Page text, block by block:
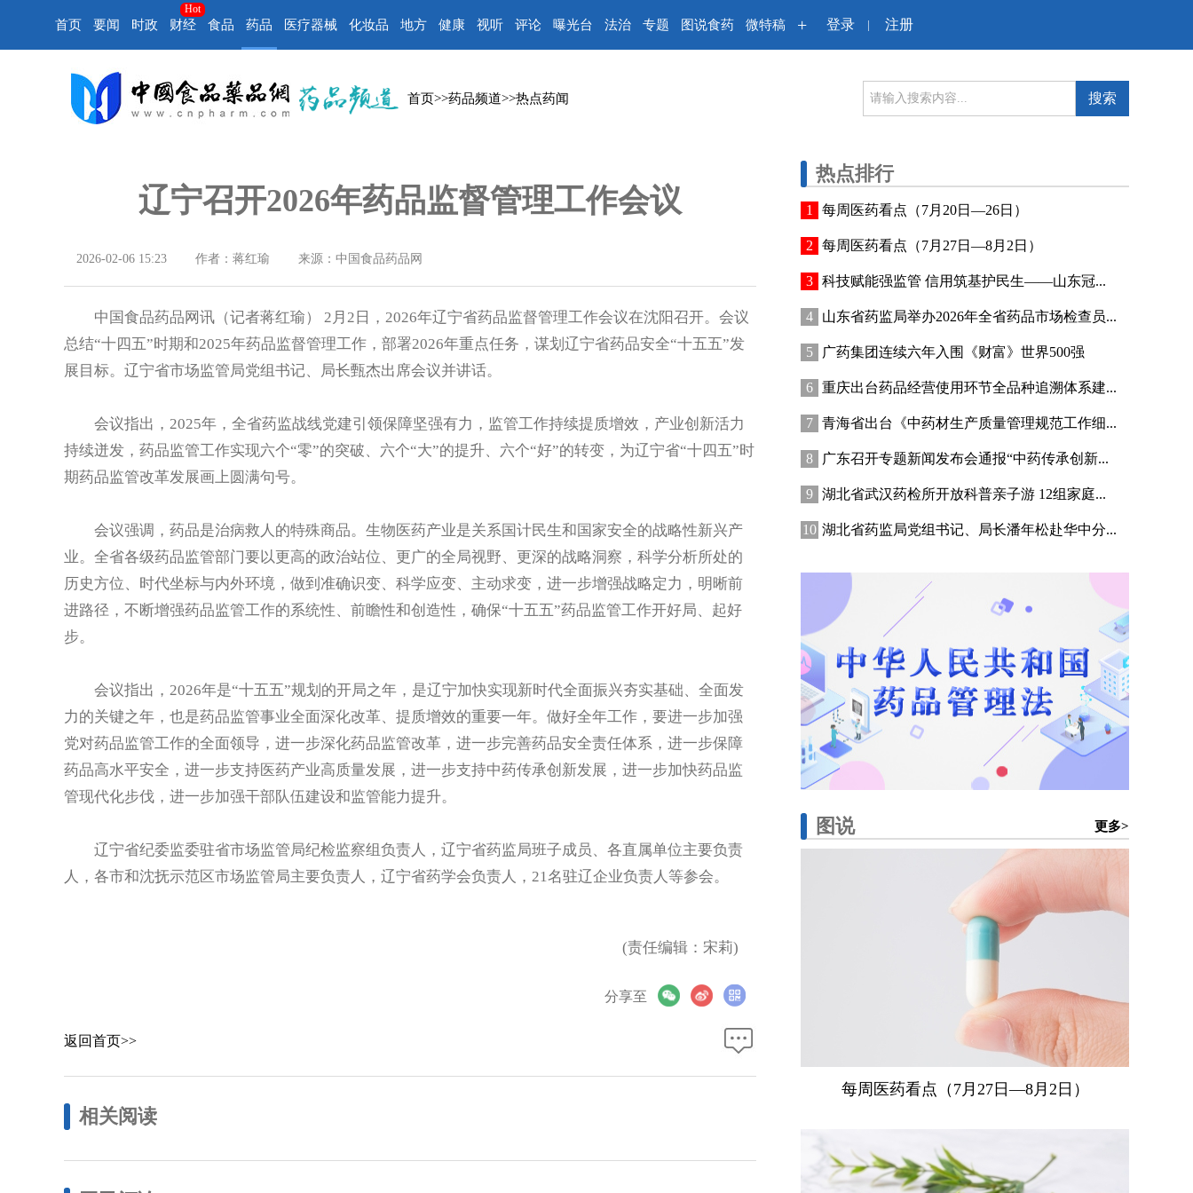
首页 要闻 时政 财经
Hot
食品 药品 医疗器械 化妆品 地方 健康 视听 评论 曝光台 法治 专题 图说食药 微特稿 + 登录 | 注册
首页>>药品频道>>热点药闻 搜索
辽宁召开2026年药品监督管理工作会议
2026-02-06 15:23 作者：蒋红瑜 来源：中国食品药品网
中国食品药品网讯（记者蒋红瑜） 2月2日，2026年辽宁省药品监督管理工作会议在沈阳召开。会议
总结“十四五”时期和2025年药品监督管理工作，部署2026年重点任务，谋划辽宁省药品安全“十五五”发
展目标。辽宁省市场监管局党组书记、局长甄杰出席会议并讲话。
会议指出，2025年，全省药监战线党建引领保障坚强有力，监管工作持续提质增效，产业创新活力
持续迸发，药品监管工作实现六个“零”的突破、六个“大”的提升、六个“好”的转变，为辽宁省“十四五”时
期药品监管改革发展画上圆满句号。
会议强调，药品是治病救人的特殊商品。生物医药产业是关系国计民生和国家安全的战略性新兴产
业。全省各级药品监管部门要以更高的政治站位、更广的全局视野、更深的战略洞察，科学分析所处的
历史方位、时代坐标与内外环境，做到准确识变、科学应变、主动求变，进一步增强战略定力，明晰前
进路径，不断增强药品监管工作的系统性、前瞻性和创造性，确保“十五五”药品监管工作开好局、起好
步。
会议指出，2026年是“十五五”规划的开局之年，是辽宁加快实现新时代全面振兴夯实基础、全面发
力的关键之年，也是药品监管事业全面深化改革、提质增效的重要一年。做好全年工作，要进一步加强
党对药品监管工作的全面领导，进一步深化药品监管改革，进一步完善药品安全责任体系，进一步保障
药品高水平安全，进一步支持医药产业高质量发展，进一步支持中药传承创新发展，进一步加快药品监
管现代化步伐，进一步加强干部队伍建设和监管能力提升。
辽宁省纪委监委驻省市场监管局纪检监察组负责人，辽宁省药监局班子成员、各直属单位主要负责
人，各市和沈抚示范区市场监管局主要负责人，辽宁省药学会负责人，21名驻辽企业负责人等参会。
(责任编辑：宋莉)
分享至
返回首页>>
相关阅读
热点排行
每周医药看点（7月20日—26日）
每周医药看点（7月27日—8月2日）
科技赋能强监管 信用筑基护民生——山东冠...
山东省药监局举办2026年全省药品市场检查员...
广药集团连续六年入围《财富》世界500强
重庆出台药品经营使用环节全品种追溯体系建...
青海省出台《中药材生产质量管理规范工作细...
广东召开专题新闻发布会通报“中药传承创新...
湖北省武汉药检所开放科普亲子游 12组家庭...
湖北省药监局党组书记、局长潘年松赴华中分...
图说 更多>
每周医药看点（7月27日—8月2日）